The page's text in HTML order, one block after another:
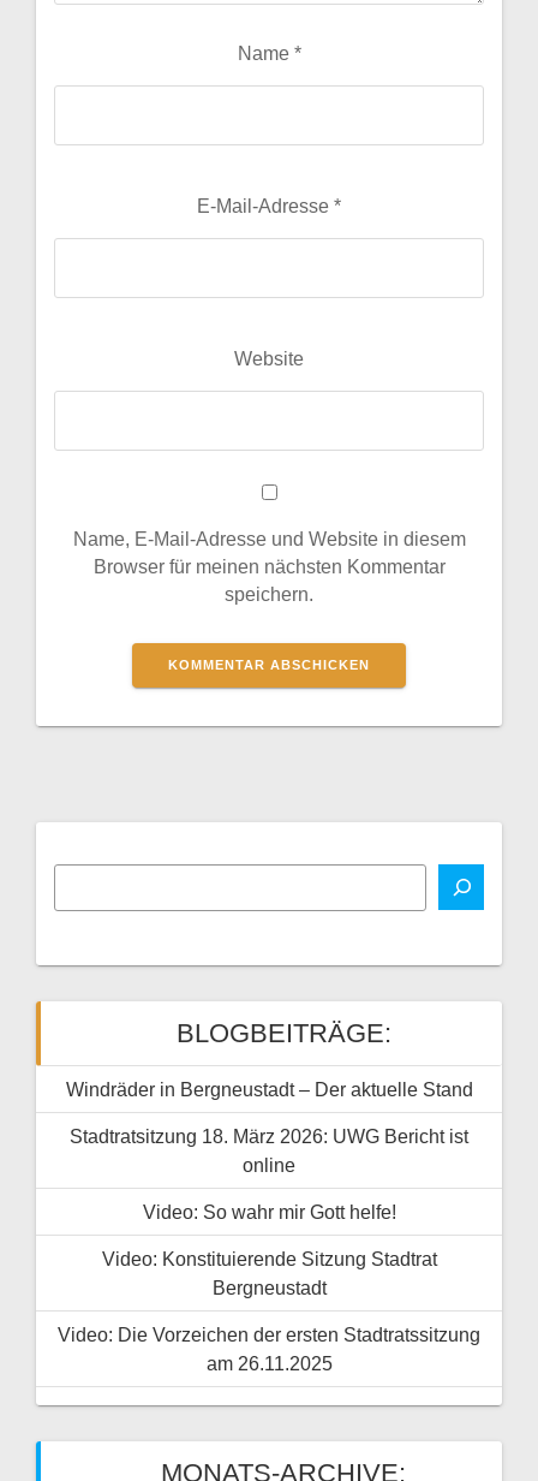
Name *
E-Mail-Adresse *
Website
Name, E-Mail-Adresse und Website in diesem
Browser für meinen nächsten Kommentar
speichern.
BLOGBEITRÄGE:
Windräder in Bergneustadt – Der aktuelle Stand
Stadtratsitzung 18. März 2026: UWG Bericht ist
online
Video: So wahr mir Gott helfe!
Video: Konstituierende Sitzung Stadtrat
Bergneustadt
Video: Die Vorzeichen der ersten Stadtratssitzung
am 26.11.2025
MONATS-ARCHIVE: